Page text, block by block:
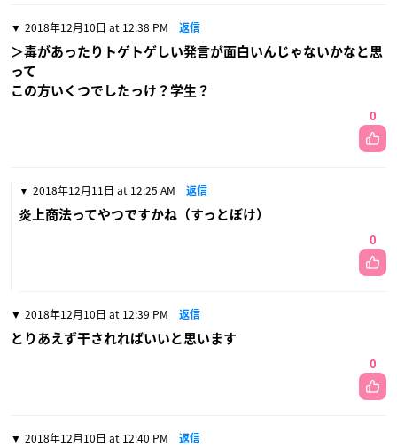
2018年12月10日 at 12:38 PM 返信
＞毒があったりトゲトゲしい発言が面白いんじゃないかなと思
って
この方いくつでしたっけ？学生？
0
2018年12月11日 at 12:25 AM 返信
炎上商法ってやつですかね（すっとぼけ）
0
2018年12月10日 at 12:39 PM 返信
とりあえず干されればいいと思います
0
2018年12月10日 at 12:40 PM 返信